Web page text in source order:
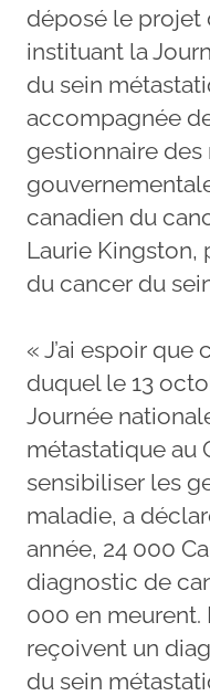
déposé le projet
instituant la
du sein
accompagnée
gestionnaire des
canadien du
Laurie
du cancer du
« J’ai espoir
duquel le 13
Journée
métastatique au
sensibiliser les
maladie, a
année, 24 000
diagnostic de
000 en meurent.
reçoivent un
du sein